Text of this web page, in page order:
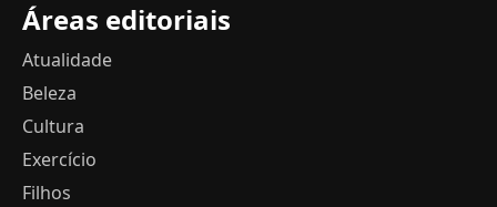
Áreas editoriais
Atualidade
Beleza
Cultura
Exercício
Filhos